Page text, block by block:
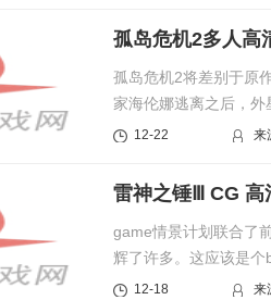
孤岛危机2多人高
孤岛危机2将差别于原
家海伦娜逃离之后，
起来对抗入...
12-22 来
雷神之锤Ⅲ CG 高
game情景计划联合了
辉了许多。这应该是
12-18 来